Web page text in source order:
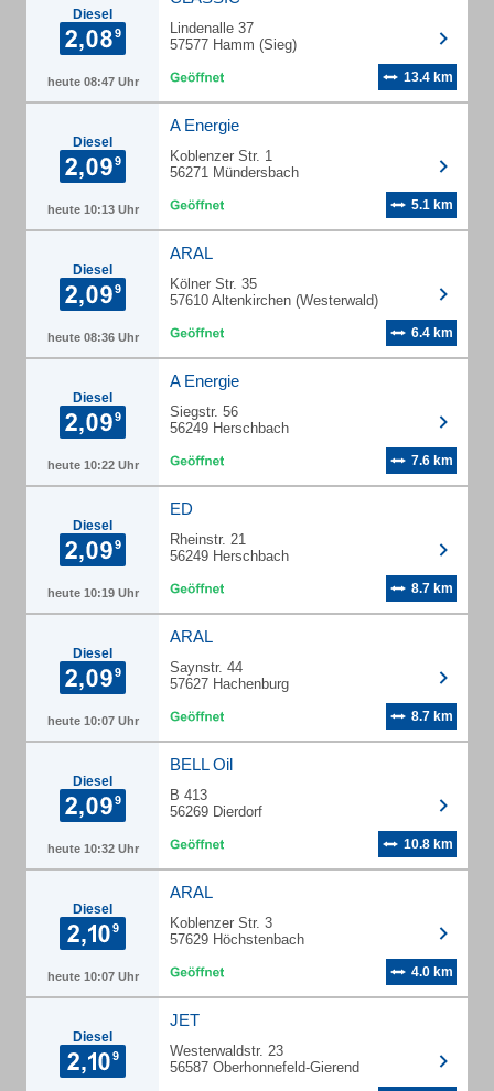
Diesel
heute 08:47 Uhr
Lindenalle 37
57577 Hamm (Sieg)
13.4 km
Diesel
heute 10:13 Uhr
A Energie
Koblenzer Str. 1
56271 Mündersbach
5.1 km
Diesel
heute 08:36 Uhr
ARAL
Kölner Str. 35
57610 Altenkirchen (Westerwald)
6.4 km
Diesel
heute 10:22 Uhr
A Energie
Siegstr. 56
56249 Herschbach
7.6 km
Diesel
heute 10:19 Uhr
ED
Rheinstr. 21
56249 Herschbach
8.7 km
Diesel
heute 10:07 Uhr
ARAL
Saynstr. 44
57627 Hachenburg
8.7 km
Diesel
heute 10:32 Uhr
BELL Oil
B 413
56269 Dierdorf
10.8 km
Diesel
heute 10:07 Uhr
ARAL
Koblenzer Str. 3
57629 Höchstenbach
4.0 km
Diesel
JET
Westerwaldstr. 23
56587 Oberhonnefeld-Gierend